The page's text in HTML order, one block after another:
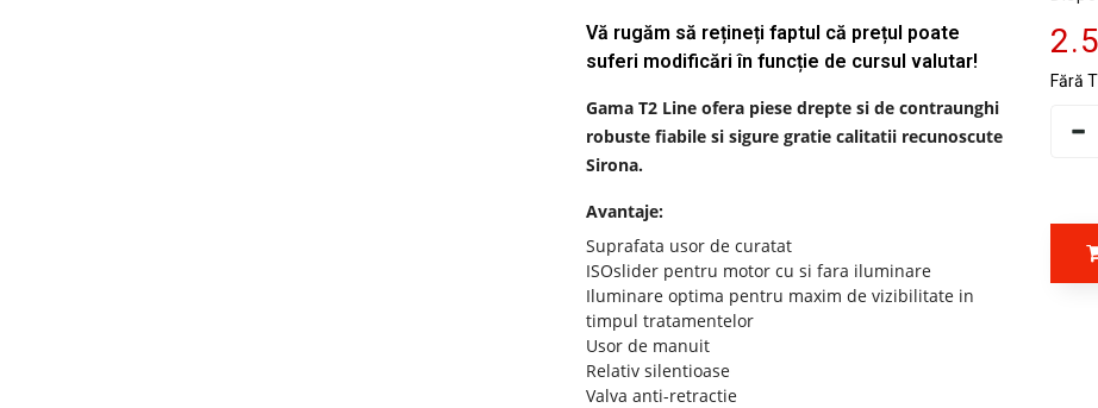
Vă rugăm să rețineți faptul că prețul poate
suferi modificări în funcție de cursul valutar!
Gama T2 Line ofera piese drepte si de contraunghi
robuste fiabile si sigure gratie calitatii recunoscute
Sirona.
Avantaje:
Suprafata usor de curatat
ISOslider pentru motor cu si fara iluminare
Iluminare optima pentru maxim de vizibilitate in
timpul tratamentelor
Usor de manuit
Relativ silentioase
Valva anti-retractie
Fără